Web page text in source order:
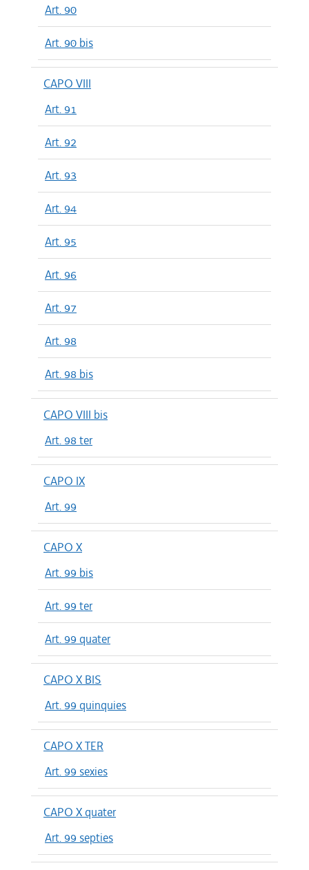
Art. 90
Art. 90 bis
CAPO VIII
Art. 91
Art. 92
Art. 93
Art. 94
Art. 95
Art. 96
Art. 97
Art. 98
Art. 98 bis
CAPO VIII bis
Art. 98 ter
CAPO IX
Art. 99
CAPO X
Art. 99 bis
Art. 99 ter
Art. 99 quater
CAPO X BIS
Art. 99 quinquies
CAPO X TER
Art. 99 sexies
CAPO X quater
Art. 99 septies